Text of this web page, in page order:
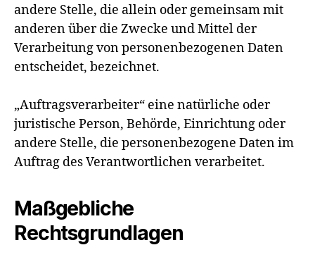
andere Stelle, die allein oder gemeinsam mit
anderen über die Zwecke und Mittel der
Verarbeitung von personenbezogenen Daten
entscheidet, bezeichnet.
„Auftragsverarbeiter“ eine natürliche oder
juristische Person, Behörde, Einrichtung oder
andere Stelle, die personenbezogene Daten im
Auftrag des Verantwortlichen verarbeitet.
Maßgebliche
Rechtsgrundlagen